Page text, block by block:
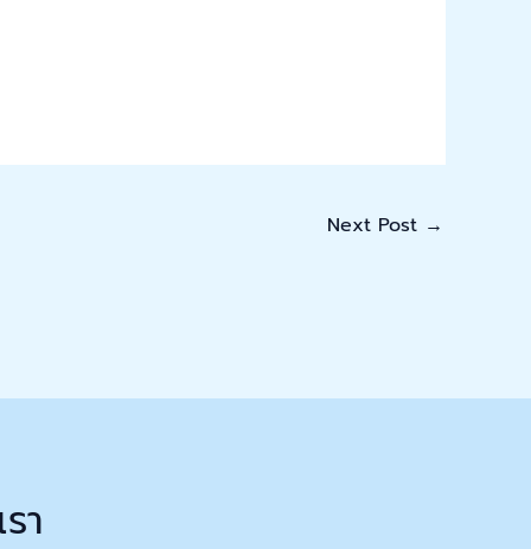
Next Post →
า